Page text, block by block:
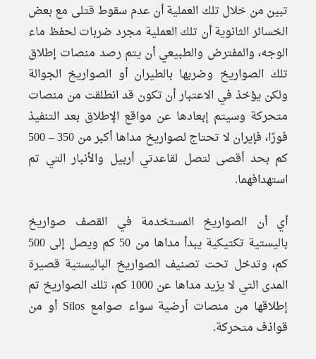
تبين من خلال تلك العملية أن عدم سقوط قتلى مع بعض
الخسائر الثانوية أن تلك العملية مجرد ضربات لحفظ ماء
الوجه، والمفترض والطبيعي أن يتم رصد منصات إطلاق
تلك الصواريخ وضربها بالطيران أو الصواريخ الجوالة
ولكن يؤخذ في الاعتبار أن تكون قد انطلقت من منصات
متحركة وسيتم إبعادها عن مواقع الإطلاق بعد التنفيذ
فورًا، فإيران لا تحتاج لصواريخ مداها أكبر من 350 – 500
كم بحد أقصى لتصل لقاعدتي أربيل والأنبار التي تم
استهدافهما.
أي أن الصواريخ المستخدمة في القصف صواريخ
باليستية تكتيكية يبدأ مداها من 50 كم ويصل إلى 500
كم، وتدخل تحت تصنيف الصواريخ الباليستية قصيرة
المدى التي لا يزيد مداها عن 1000 كم، تلك الصواريخ تم
إطلاقها من منصات أرضية سواء صوامع Silos أو من
قواذف متحركة.